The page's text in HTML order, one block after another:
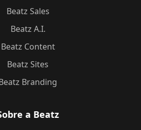
Beatz Sales
Beatz A.I.
Beatz Content
Beatz Sites
Branding
a Beatz